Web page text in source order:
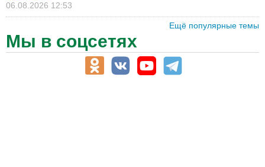
06.08.2026 12:53
Ещё популярные темы
Мы в соцсетях